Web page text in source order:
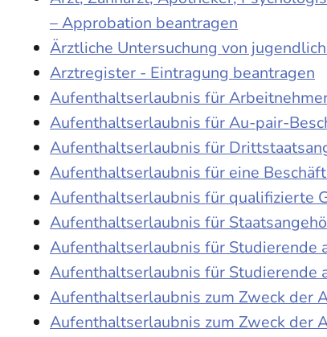
– Approbation beantragen
Ärztliche Untersuchung von
Arztregister - Eintragung beantragen
Aufenthaltserlaubnis für
Aufenthaltserlaubnis für Au-pair-
Aufenthaltserlaubnis für
Aufenthaltserlaubnis für eine
Aufenthaltserlaubnis für qualifizierte
Aufenthaltserlaubnis für
Aufenthaltserlaubnis für Studierende
Aufenthaltserlaubnis für Studierende
Aufenthaltserlaubnis zum Zweck der
Aufenthaltserlaubnis zum Zweck der